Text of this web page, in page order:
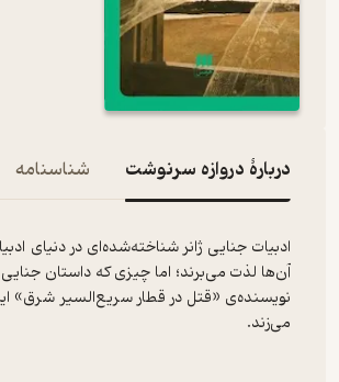
دربارۀ دروازه سرنوشت شناسنامه
ادبیات جنایی ژانر شناخته‌شده‌ای در دنیای
آن‌ها لذت می‌برند؛ اما چیزی که داستان جنایی
نویسنده‌ی «قتل در قطار سریع‌السیر شرق»
می‌زند.